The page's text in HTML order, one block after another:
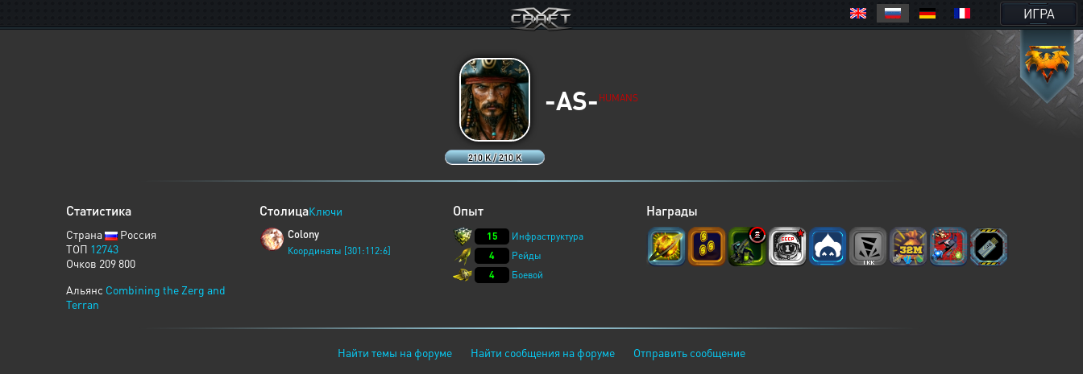
ИГРА
210 K / 210 K
-AS- HUMANS
Статистика
Страна
Россия
ТОП 12743
Очков 209 800
Альянс Combining the Zerg and
Terran
СтолицаКлючи
Colony
Координаты [301:112:6]
Опыт
15
Инфраструктура
4
Рейды
4
Боевой
Награды
Найти темы на форуме Найти сообщения на форуме Отправить сообщение